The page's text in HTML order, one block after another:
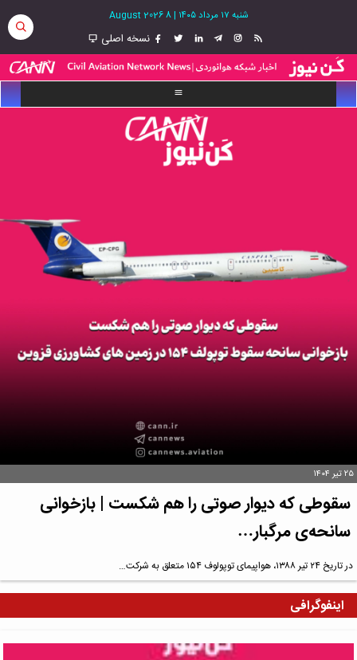
شنبه ۱۷ مرداد ۱۴۰۵ |
8 August 2026
نسخه اصلی
۲۵ تیر ۱۴۰۴
سقوطی که دیوار صوتی را هم شکست | بازخوانی
سانحه‌ی مرگبار…
در تاریخ ۲۴ تیر ۱۳۸۸، هواپیمای توپولوف ۱۵۴ متعلق به شرکت…
اینفوگرافی